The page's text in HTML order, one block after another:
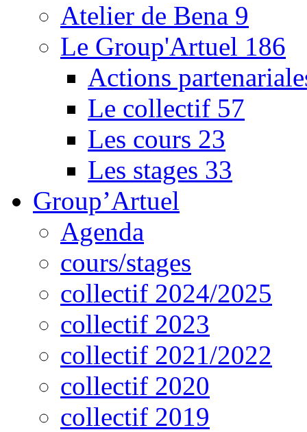
Atelier de Bena 9
Le Group'Artuel 186
Actions
Le collectif 57
Les cours 23
Les stages 33
Group’Artuel
Agenda
cours/stages
collectif 2024/2025
collectif 2023
collectif 2021/2022
collectif 2020
collectif 2019